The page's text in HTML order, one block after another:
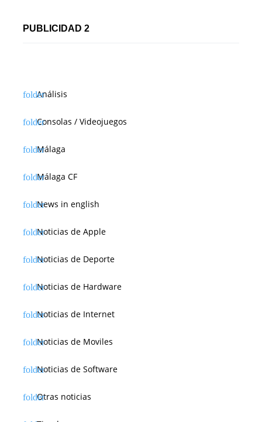
PUBLICIDAD 2
Análisis
Consolas / Videojuegos
Málaga
Málaga CF
News in english
Noticias de Apple
Noticias de Deporte
Noticias de Hardware
Noticias de Internet
Noticias de Moviles
Noticias de Software
Otras noticias